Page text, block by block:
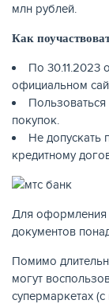
млн рублей.
Как
По 30.11.2023
официальном
покупок.
Не допускать
кредитному
Для оформления
документов
Помимо
могут
супермаркетах